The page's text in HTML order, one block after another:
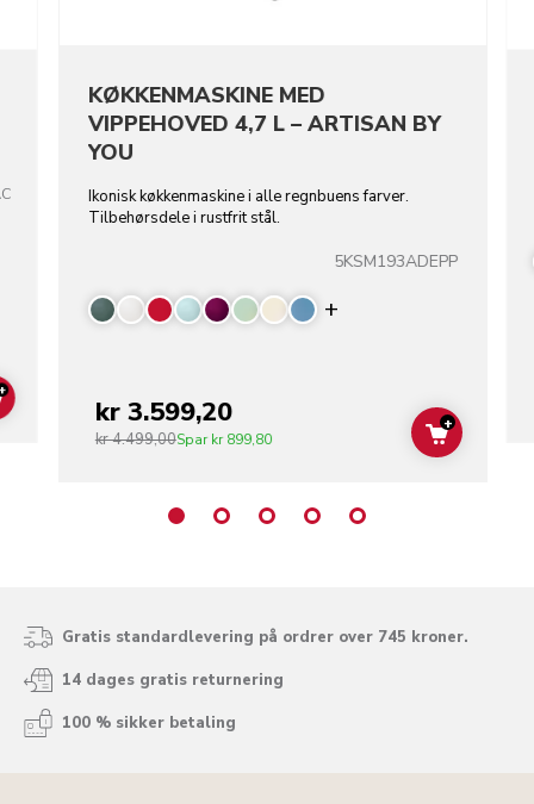
ADD TO CART
KØKKENMASKINE MED
VIPPEHOVED 4,7 L – ARTISAN BY
YOU
Ikonisk køkkenmaskine i alle regnbuens farver.
Tilbehørsdele i rustfrit stål.
5KSM193ADEPP
Display more
kr 3.599,20
kr 4.499,00Spar kr 899,80 ADD TO
+
Gratis standardlevering på ordrer over 745 kroner.
14 dages gratis returnering
100 % sikker betaling